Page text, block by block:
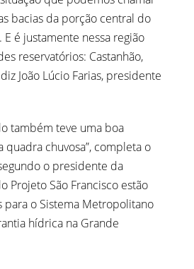
bacias da porção central do
é justamente nessa região
reservatórios: Castanhão,
João Lúcio Farias, presidente
também teve uma boa
quadra chuvosa”, completa o
o presidente da
Projeto São Francisco estão
para o Sistema Metropolitano
hídrica na Grande